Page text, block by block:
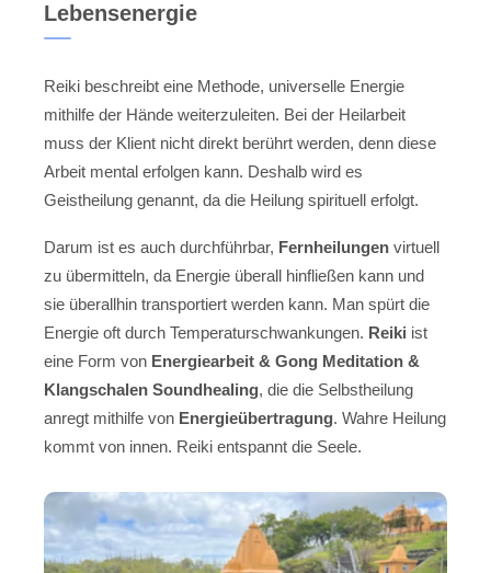
Lebensenergie
Reiki beschreibt eine Methode, universelle Energie
mithilfe der Hände weiterzuleiten. Bei der Heilarbeit
muss der Klient nicht direkt berührt werden, denn diese
Arbeit mental erfolgen kann. Deshalb wird es
Geistheilung genannt, da die Heilung spirituell erfolgt.
Darum ist es auch durchführbar, Fernheilungen virtuell
zu übermitteln, da Energie überall hinfließen kann und
sie überallhin transportiert werden kann. Man spürt die
Energie oft durch Temperaturschwankungen. Reiki ist
eine Form von Energiearbeit & Gong Meditation &
Klangschalen Soundhealing, die die Selbstheilung
anregt mithilfe von Energieübertragung. Wahre Heilung
kommt von innen. Reiki entspannt die Seele.